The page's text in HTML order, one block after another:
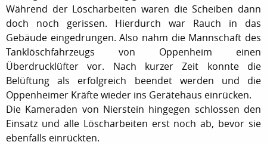
Während der Löscharbeiten waren die Scheiben dann
doch noch gerissen. Hierdurch war Rauch in das
Gebäude eingedrungen. Also nahm die Mannschaft des
Tanklöschfahrzeugs von Oppenheim einen
Überdrucklüfter vor. Nach kurzer Zeit konnte die
Belüftung als erfolgreich beendet werden und die
Oppenheimer Kräfte wieder ins Gerätehaus einrücken.
Die Kameraden von Nierstein hingegen schlossen den
Einsatz und alle Löscharbeiten erst noch ab, bevor sie
ebenfalls einrückten.